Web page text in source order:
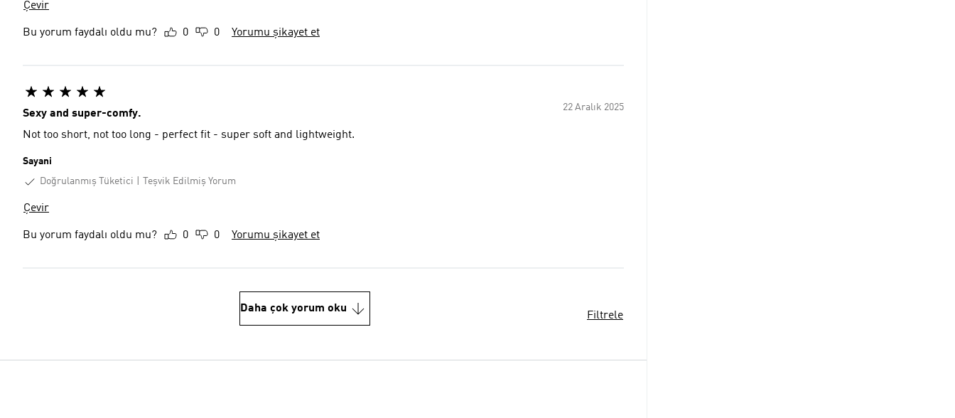
Çevir
Bu yorum faydalı oldu mu? 0 0 Yorumu şikayet et
22 Aralık 2025
Sexy and super-comfy.
Not too short, not too long - perfect fit - super soft and lightweight.
Sayani
Doğrulanmış Tüketici
Teşvik Edilmiş Yorum
Çevir
Bu yorum faydalı oldu mu? 0 0 Yorumu şikayet et
Daha çok yorum oku
Filtrele